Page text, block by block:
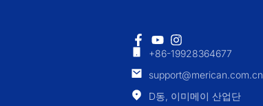
+86-19928364677
support@merican.com.cn
D동, 이미메이 산업단